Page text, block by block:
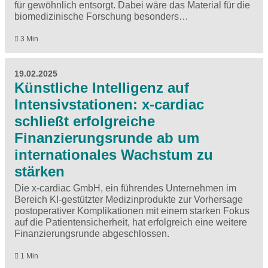
für gewöhnlich entsorgt. Dabei wäre das Material für die
biomedizinische Forschung besonders…
3 Min
19.02.2025
Künstliche Intelligenz auf
Intensivstationen: x-cardiac
schließt erfolgreiche
Finanzierungsrunde ab um
internationales Wachstum zu
stärken
Die x-cardiac GmbH, ein führendes Unternehmen im
Bereich KI-gestützter Medizinprodukte zur Vorhersage
postoperativer Komplikationen mit einem starken Fokus
auf die Patientensicherheit, hat erfolgreich eine weitere
Finanzierungsrunde abgeschlossen.
1 Min